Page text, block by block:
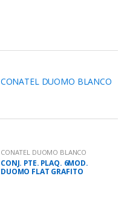
CONATEL DUOMO BLANCO
CONATEL DUOMO BLANCO
CONJ. PTE. PLAQ. 6MOD.
DUOMO FLAT GRAFITO